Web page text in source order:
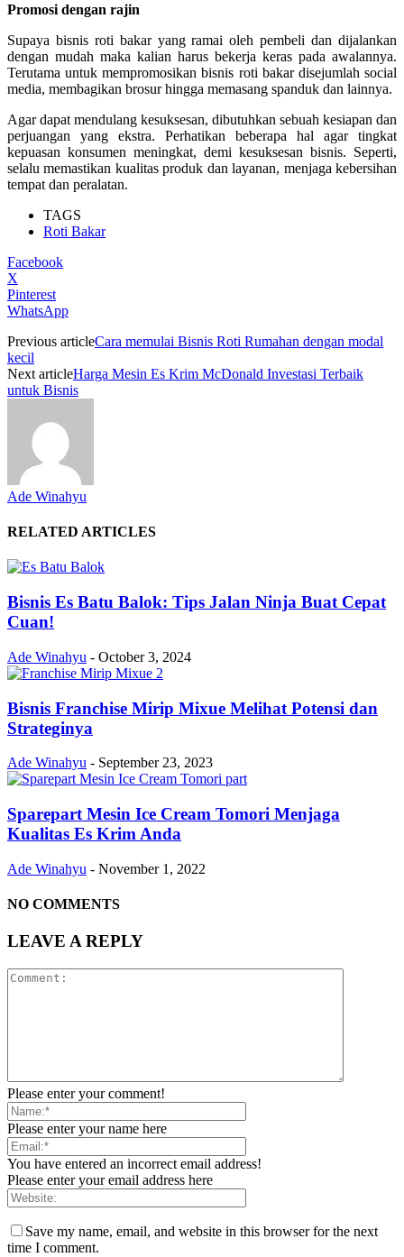
Promosi dengan rajin
Supaya bisnis roti bakar yang ramai oleh pembeli dan dijalankan
dengan mudah maka kalian harus bekerja keras pada awalannya.
Terutama untuk mempromosikan bisnis roti bakar disejumlah social
media, membagikan brosur hingga memasang spanduk dan lainnya.
Agar dapat mendulang kesuksesan, dibutuhkan sebuah kesiapan dan
perjuangan yang ekstra. Perhatikan beberapa hal agar tingkat
kepuasan konsumen meningkat, demi kesuksesan bisnis. Seperti,
selalu memastikan kualitas produk dan layanan, menjaga kebersihan
tempat dan peralatan.
TAGS
Roti Bakar
Facebook
X
Pinterest
WhatsApp
Previous articleCara memulai Bisnis Roti Rumahan dengan modal
kecil
Next articleHarga Mesin Es Krim McDonald Investasi Terbaik
untuk Bisnis
Ade Winahyu
RELATED ARTICLES
Bisnis Es Batu Balok: Tips Jalan Ninja Buat Cepat
Cuan!
Ade Winahyu - October 3, 2024
Bisnis Franchise Mirip Mixue Melihat Potensi dan
Strateginya
Ade Winahyu - September 23, 2023
Sparepart Mesin Ice Cream Tomori Menjaga
Kualitas Es Krim Anda
Ade Winahyu - November 1, 2022
NO COMMENTS
LEAVE A REPLY
Please enter your comment!
Please enter your name here
You have entered an incorrect email address!
Please enter your email address here
Save my name, email, and website in this browser for the next
time I comment.